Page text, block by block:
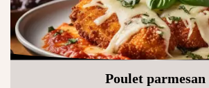
Poulet parmesan